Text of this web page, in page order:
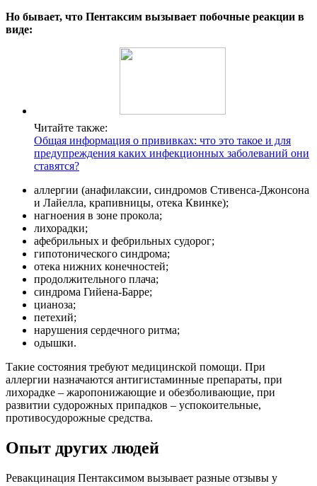
Но бывает, что Пентаксим вызывает побочные реакции в
виде:
Читайте также:
Общая информация о прививках: что это такое и для
предупреждения каких инфекционных заболеваний они
ставятся?
аллергии (анафилаксии, синдромов Стивенса-Джонсона
и Лайелла, крапивницы, отека Квинке);
нагноения в зоне прокола;
лихорадки;
афебрильных и фебрильных судорог;
гипотонического синдрома;
отека нижних конечностей;
продолжительного плача;
синдрома Гийена-Барре;
цианоза;
петехий;
нарушения сердечного ритма;
одышки.
Такие состояния требуют медицинской помощи. При
аллергии назначаются антигистаминные препараты, при
лихорадке – жаропонижающие и обезболивающие, при
развитии судорожных припадков – успокоительные,
противосудорожные средства.
Опыт других людей
Ревакцинация Пентаксимом вызывает разные отзывы у